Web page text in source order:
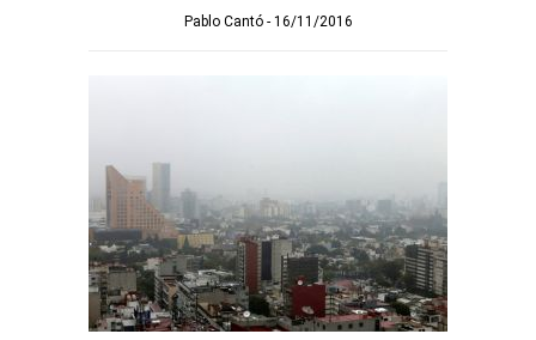
Pablo Cantó 16/11/2016